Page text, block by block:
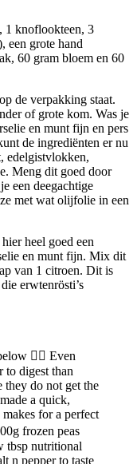
1 knoflookteen, 3
een grote hand
60 gram bloem en 60
de verpakking staat.
of grote kom. Was je
en munt fijn en pers
de ingrediënten er nu
edelgistvlokken,
Meng dit goed door
een deegachtige
met wat olijfolie in een
heel goed een
en munt fijn. Mix dit
van 1 citroen. Dit is
erwtenrösti’s
👇🏾 Even
to digest than
they do not get the
a quick,
for a perfect
frozen peas
tbsp nutritional
n pepper to taste